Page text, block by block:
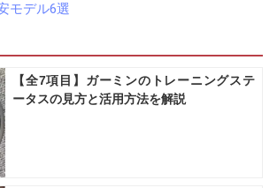
モデル6選
【全7項目】ガーミンのトレーニングステ
ータスの見方と活用方法を解説